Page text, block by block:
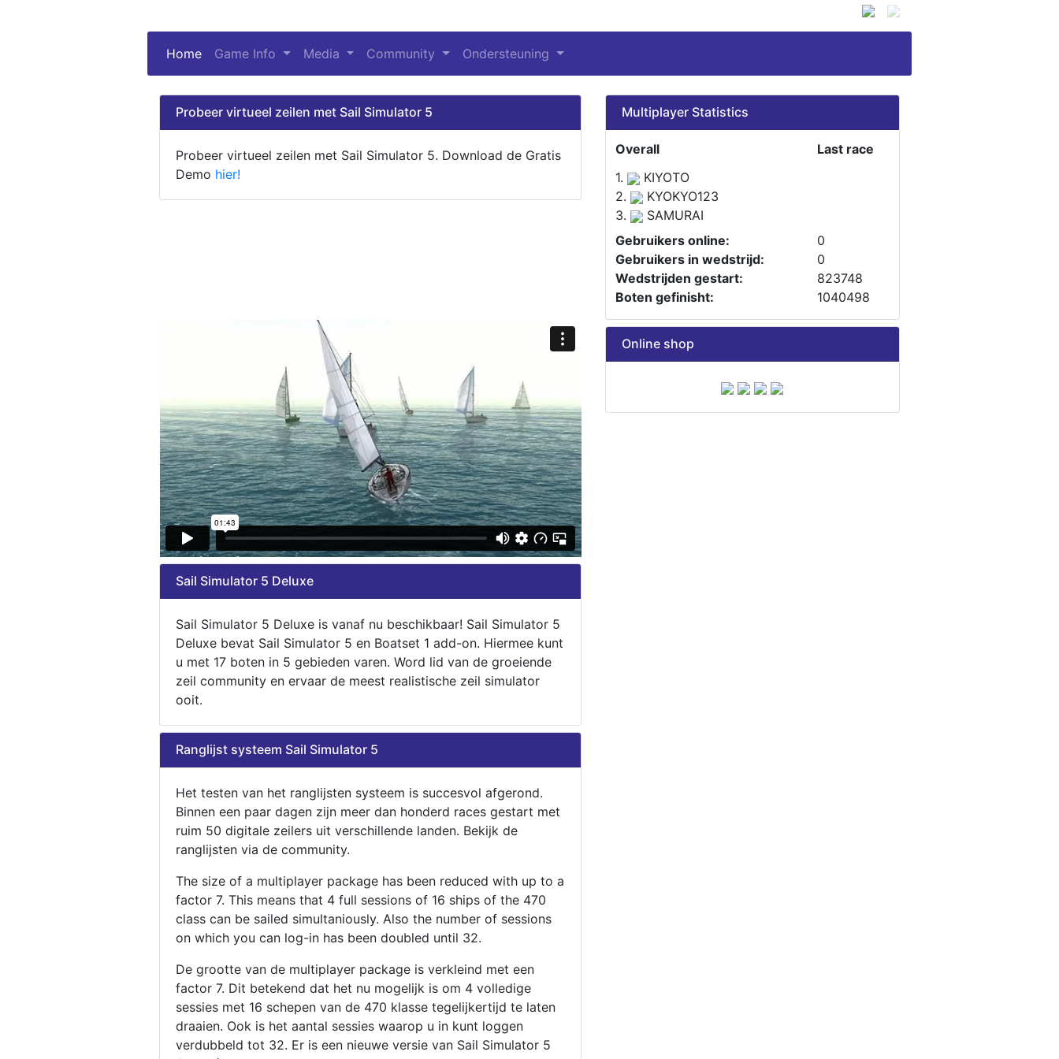
Home (current)
Game Info Media Community Ondersteuning
Probeer virtueel zeilen met Sail Simulator 5
Probeer virtueel zeilen met Sail Simulator 5. Download de Gratis
Demo hier!
Multiplayer Statistics
Overall
Last race
1.
KIYOTO
2.
KYOKYO123
3.
SAMURAI
Gebruikers online:
0
Gebruikers in wedstrijd:
0
Wedstrijden gestart:
823748
Boten gefinisht:
1040498
Sail Simulator 5 Deluxe
Sail Simulator 5 Deluxe is vanaf nu beschikbaar! Sail Simulator 5
Deluxe bevat Sail Simulator 5 en Boatset 1 add-on. Hiermee kunt
u met 17 boten in 5 gebieden varen. Word lid van de groeiende
zeil community en ervaar de meest realistische zeil simulator
ooit.
Ranglijst systeem Sail Simulator 5
Het testen van het ranglijsten systeem is succesvol afgerond.
Binnen een paar dagen zijn meer dan honderd races gestart met
ruim 50 digitale zeilers uit verschillende landen. Bekijk de
ranglijsten via de community.
The size of a multiplayer package has been reduced with up to a
factor 7. This means that 4 full sessions of 16 ships of the 470
class can be sailed simultaniously. Also the number of sessions
on which you can log-in has been doubled until 32.
De grootte van de multiplayer package is verkleind met een
factor 7. Dit betekend dat het nu mogelijk is om 4 volledige
sessies met 16 schepen van de 470 klasse tegelijkertijd te laten
draaien. Ook is het aantal sessies waarop u in kunt loggen
verdubbeld tot 32. Er is een nieuwe versie van Sail Simulator 5
Online shop